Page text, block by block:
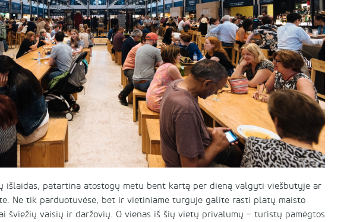
išlaidas, patartina atostogų metu bent kartą per dieną valgyti viešbutyje ar
Ne tik parduotuvėse, bet ir vietiniame turguje galite rasti platų maisto
šviežių vaisių ir daržovių. O vienas iš šių vietų privalumų – turistų pamėgtos